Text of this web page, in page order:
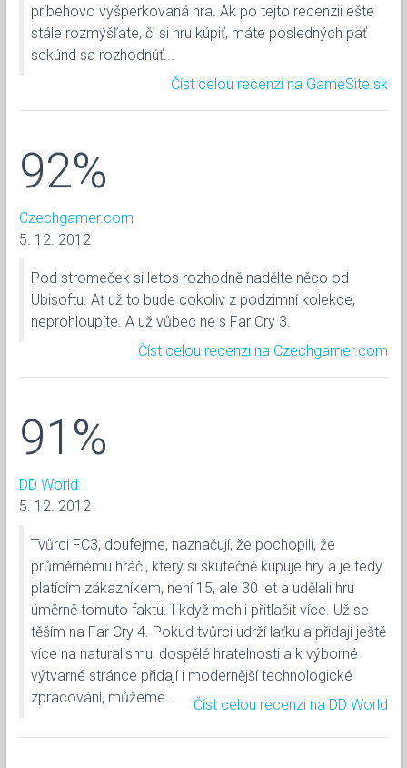
príbehovo vyšperkovaná hra. Ak po tejto recenzii ešte
stále rozmýšľate, či si hru kúpiť, máte posledných päť
sekúnd sa rozhodnúť...
Číst celou recenzi na GameSite.sk
92%
Czechgamer.com
5. 12. 2012
Pod stromeček si letos rozhodně nadělte něco od
Ubisoftu. Ať už to bude cokoliv z podzimní kolekce,
neprohloupíte. A už vůbec ne s Far Cry 3.
Číst celou recenzi na Czechgamer.com
91%
DD World
5. 12. 2012
Tvůrci FC3, doufejme, naznačují, že pochopili, že
průměrnému hráči, který si skutečně kupuje hry a je tedy
platícím zákazníkem, není 15, ale 30 let a udělali hru
úměrně tomuto faktu. I když mohli přitlačit více. Už se
těším na Far Cry 4. Pokud tvůrci udrží laťku a přidají ještě
více na naturalismu, dospělé hratelnosti a k výborné
výtvarné stránce přidají i modernější technologické
zpracování, můžeme...
Číst celou recenzi na DD World